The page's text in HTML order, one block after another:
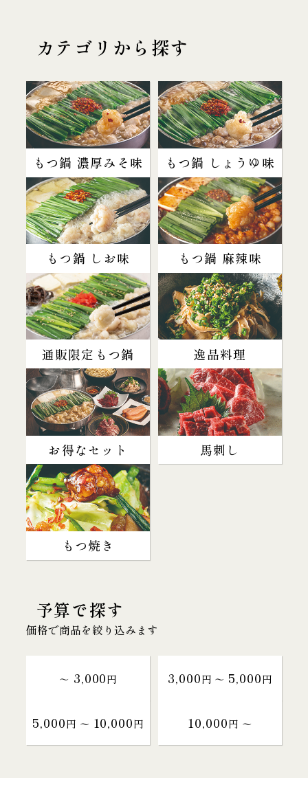
カテゴリから探す
もつ鍋 濃厚みそ味 もつ鍋 しょうゆ味
もつ鍋 しお味 もつ鍋 麻辣味
通販限定もつ鍋 逸品料理
お得なセット 馬刺し
もつ焼き
予算で探す
価格で商品を絞り込みます
～ 3,000円 3,000円 〜 5,000円
5,000円 〜 10,000円 10,000円 〜